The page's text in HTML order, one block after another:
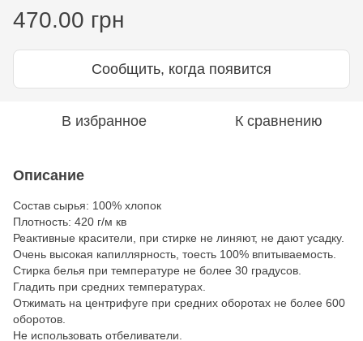
470.00 грн
Сообщить, когда появится
В избранное К сравнению
Описание
Состав сырья: 100% хлопок
Плотность: 420 г/м кв
Реактивные красители, при стирке не линяют, не дают усадку.
Очень высокая капиллярность, тоесть 100% впитываемость.
Стирка белья при температуре не более 30 градусов.
Гладить при средних температурах.
Отжимать на центрифуге при средних оборотах не более 600
оборотов.
Не использовать отбеливатели.